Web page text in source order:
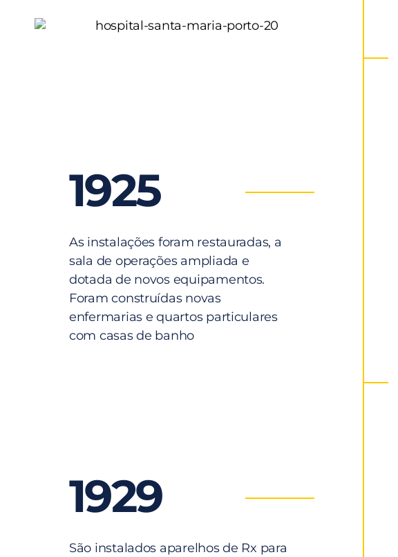
1925
As instalações foram restauradas, a
sala de operações ampliada e
dotada de novos equipamentos.
Foram construídas novas
enfermarias e quartos particulares
com casas de banho
1929
São instalados aparelhos de Rx para